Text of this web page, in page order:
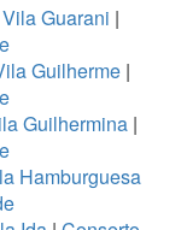
Guarani |
Guilherme|
Guilhermina |
Hamburguesa